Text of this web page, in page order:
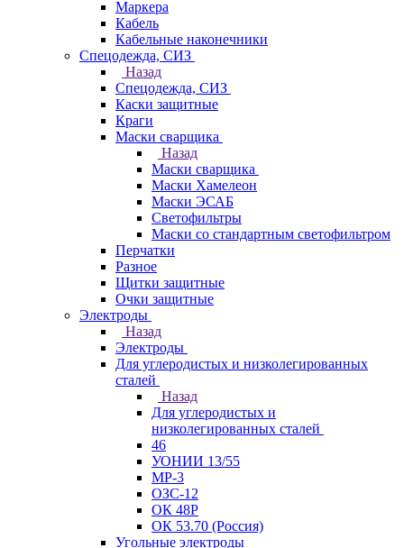
Маркера
Кабель
Кабельные наконечники
Спецодежда, СИЗ
Назад
Спецодежда, СИЗ
Каски защитные
Краги
Маски сварщика
Назад
Маски сварщика
Маски Хамелеон
Маски ЭСАБ
Светофильтры
Маски со стандартным светофильтром
Перчатки
Разное
Щитки защитные
Очки защитные
Электроды
Назад
Электроды
Для углеродистых и низколегированных
сталей
Назад
Для углеродистых и
низколегированных сталей
46
УОНИИ 13/55
МР-3
ОЗС-12
ОК 48Р
ОК 53.70 (Россия)
Угольные электроды